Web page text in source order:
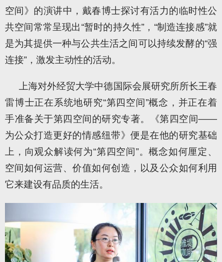
空间》的演讲中，戴春博士探讨有活力的临时性公
共空间常常呈现出“暂时的持久性”，“制造连接感”就
是为其提供一种与公共生活之间可以持续发酵的“强
连接”，激发主动性的活动。
上海对外经贸大学中德国际会展研究所所长王春
雷博士正在系统地研究“第四空间”概念，并正在着
手准备关于第四空间的研究专著。《第四空间——
为公众打造更好的情感纽带》便是在他的研究基础
上，向观众解读何为“第四空间”。概念如何厘定、
空间如何运营、价值如何创造，以及公众如何利用
它来建设有品质的生活。